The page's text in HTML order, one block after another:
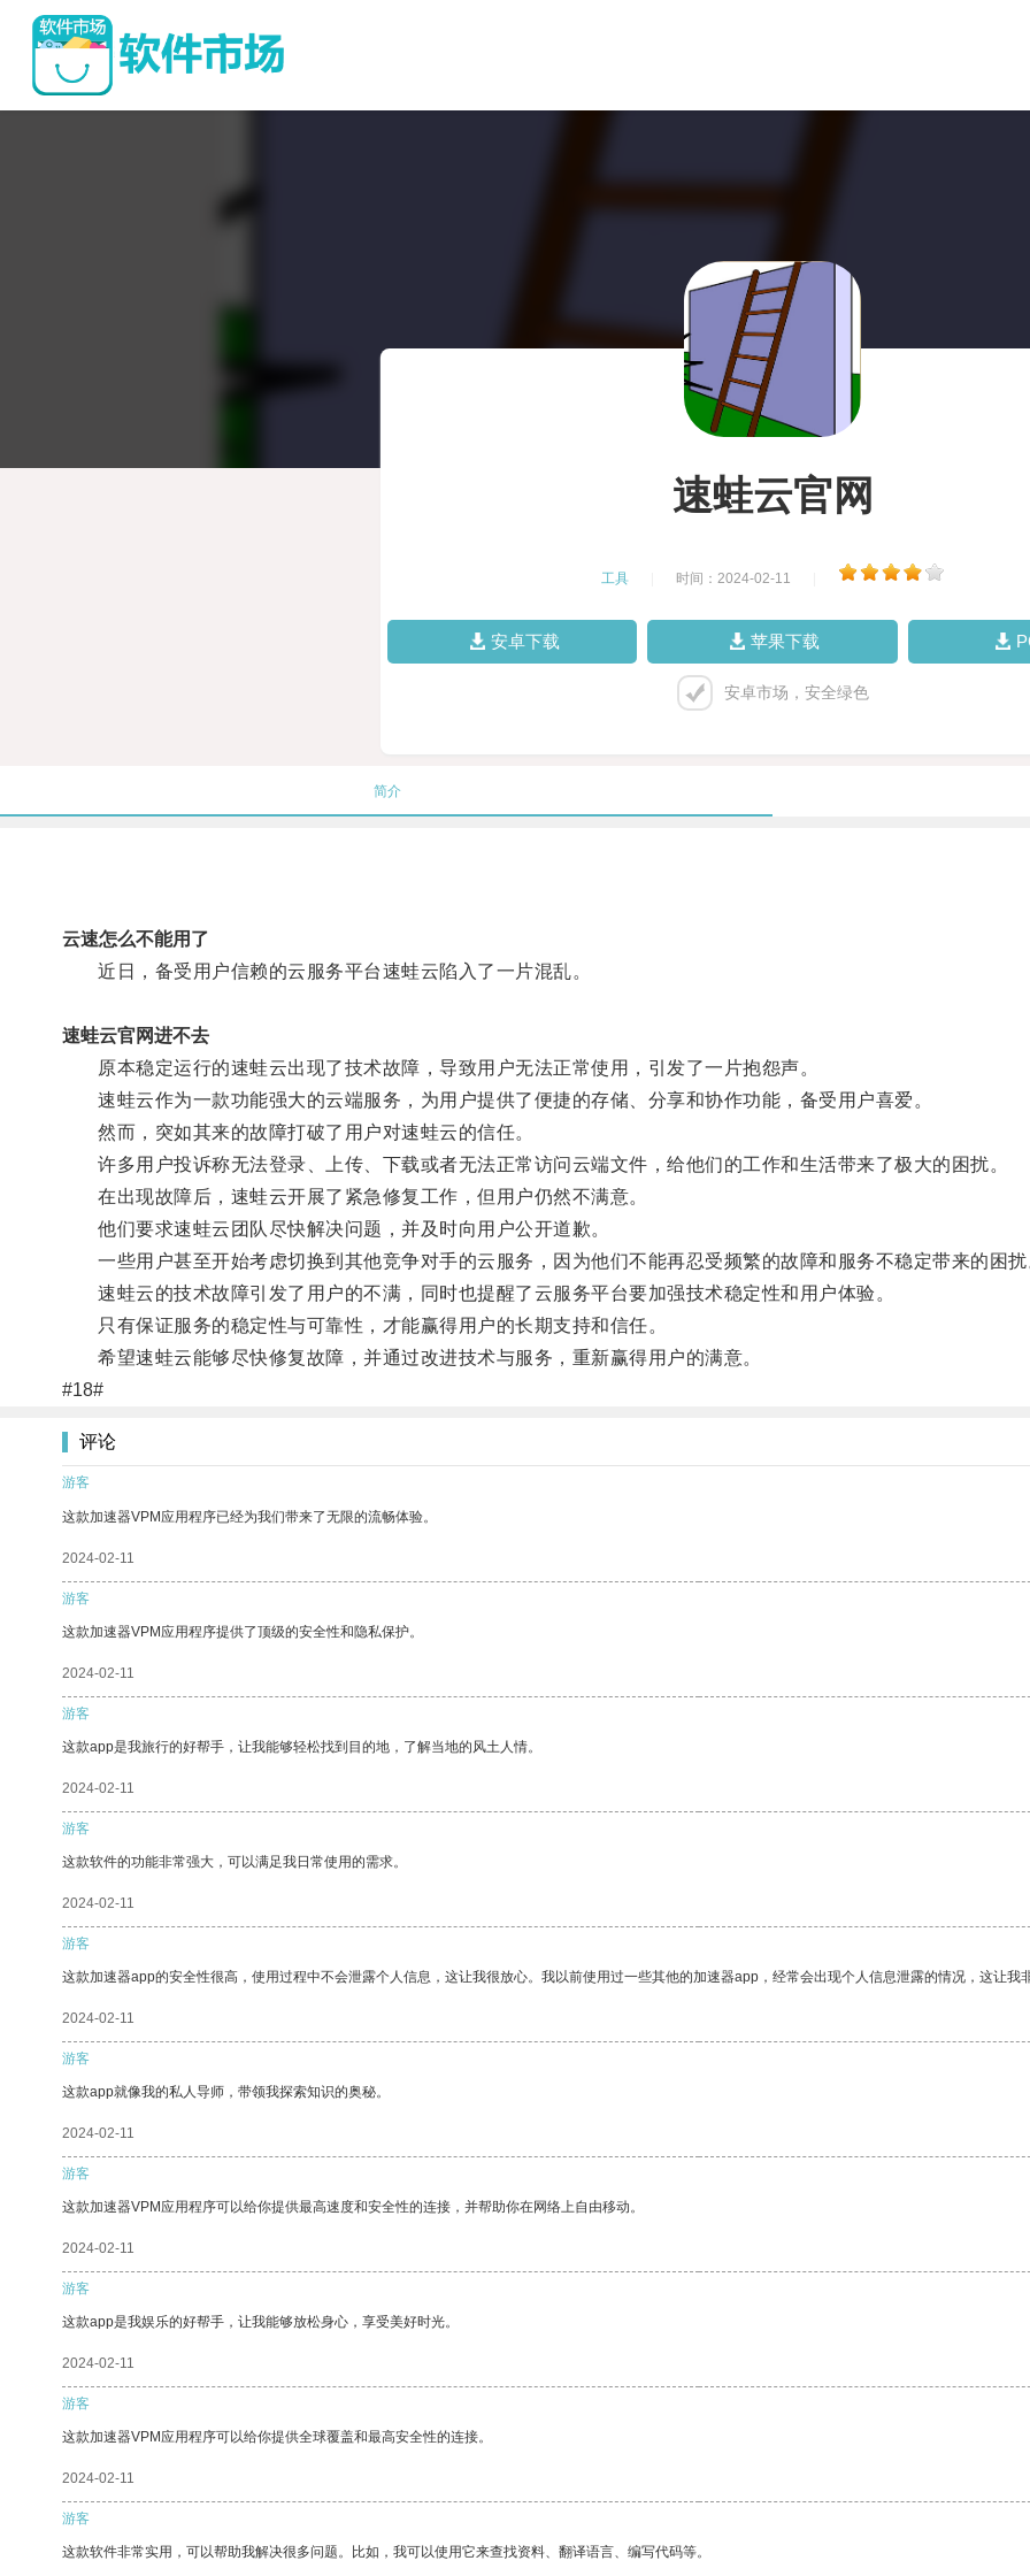
速蛙云官网
工具 时间：2024-02-11
安卓下载 苹果下载
安卓市场，安全绿色
简介
云速怎么不能用了
近日，备受用户信赖的云服务平台速蛙云陷入了一片混乱。
速蛙云官网进不去
原本稳定运行的速蛙云出现了技术故障，导致用户无法正常使用，引发了一片抱怨声。
速蛙云作为一款功能强大的云端服务，为用户提供了便捷的存储、分享和协作功能，备受用户喜爱。
然而，突如其来的故障打破了用户对速蛙云的信任。
许多用户投诉称无法登录、上传、下载或者无法正常访问云端文件，给他们的工作和生活带来了极大的困扰。
在出现故障后，速蛙云开展了紧急修复工作，但用户仍然不满意。
他们要求速蛙云团队尽快解决问题，并及时向用户公开道歉。
一些用户甚至开始考虑切换到其他竞争对手的云服务，因为他们不能再忍受频繁的故障和服务不稳定带来的困扰
速蛙云的技术故障引发了用户的不满，同时也提醒了云服务平台要加强技术稳定性和用户体验。
只有保证服务的稳定性与可靠性，才能赢得用户的长期支持和信任。
希望速蛙云能够尽快修复故障，并通过改进技术与服务，重新赢得用户的满意。
#18#
评论
游客
这款加速器VPM应用程序已经为我们带来了无限的流畅体验。
2024-02-11
游客
这款加速器VPM应用程序提供了顶级的安全性和隐私保护。
2024-02-11
游客
这款app是我旅行的好帮手，让我能够轻松找到目的地，了解当地的风土人情。
2024-02-11
游客
这款软件的功能非常强大，可以满足我日常使用的需求。
2024-02-11
游客
这款加速器app的安全性很高，使用过程中不会泄露个人信息，这让我很放心。我以前使用过一些其他的加速器app，经常会出现个人信息泄露的情况，这让我
2024-02-11
游客
这款app就像我的私人导师，带领我探索知识的奥秘。
2024-02-11
游客
这款加速器VPM应用程序可以给你提供最高速度和安全性的连接，并帮助你在网络上自由移动。
2024-02-11
游客
这款app是我娱乐的好帮手，让我能够放松身心，享受美好时光。
2024-02-11
游客
这款加速器VPM应用程序可以给你提供全球覆盖和最高安全性的连接。
2024-02-11
游客
这款软件非常实用，可以帮助我解决很多问题。比如，我可以使用它来查找资料、翻译语言、编写代码等。